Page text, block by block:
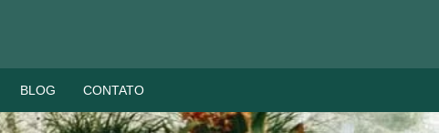
BLOG CONTATO